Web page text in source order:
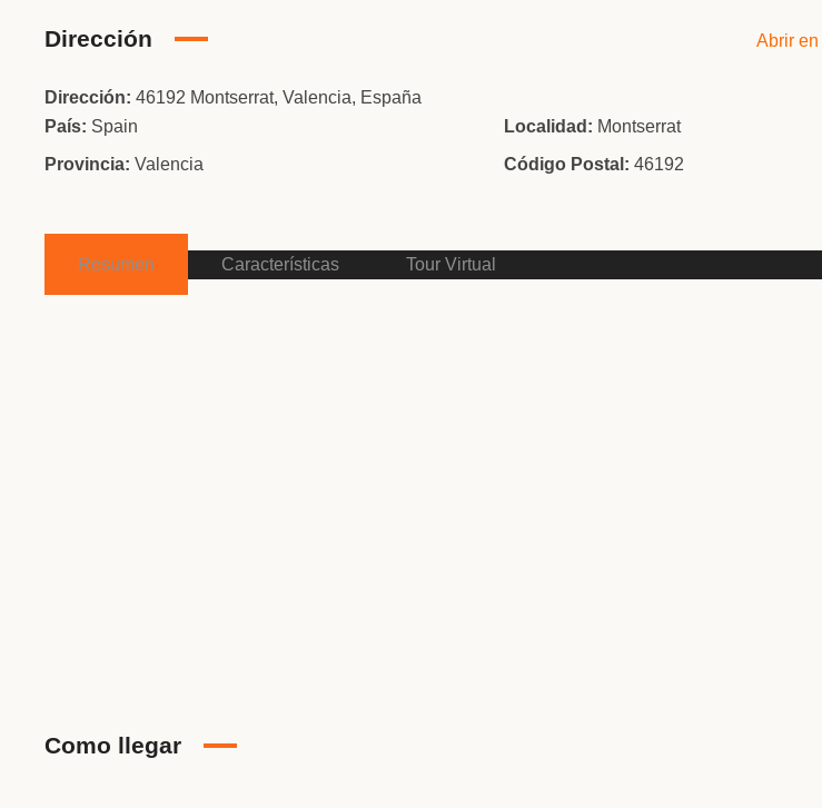
Dirección
Dirección: 46192 Montserrat, Valencia, España
País: Spain
Provincia: Valencia
Localidad: Montserrat
Código Postal: 46192
Abrir
Resumen Características Tour Virtual
Como llegar